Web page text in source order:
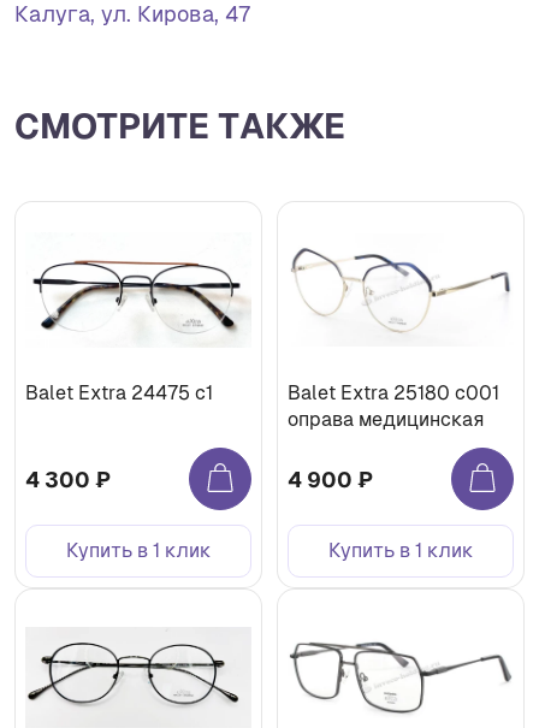
Калуга, ул. Кирова, 47
СМОТРИТЕ ТАКЖЕ
Balet Extra 24475 с1
4 300 ₽
Купить в 1 клик
Balet Extra 25180 c001
оправа медицинская
4 900 ₽
Купить в 1 клик